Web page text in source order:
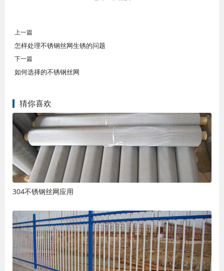
上一篇
怎样处理不锈钢丝网生锈的问题
下一篇
如何选择的不锈钢丝网
猜你喜欢
304不锈钢丝网应用